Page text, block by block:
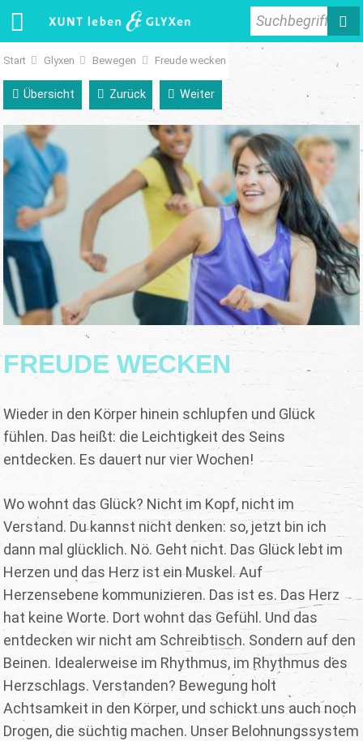
Suchbegriff
Start Glyxen Bewegen Freude wecken
Übersicht Zurück Weiter
FREUDE WECKEN
Wieder in den Körper hinein schlupfen und Glück
fühlen. Das heißt: die Leichtigkeit des Seins
entdecken. Es dauert nur vier Wochen!
Wo wohnt das Glück? Nicht im Kopf, nicht im
Verstand. Du kannst nicht denken: so, jetzt bin ich
dann mal glücklich. Nö. Geht nicht. Das Glück lebt im
Herzen und das Herz ist ein Muskel. Auf
Herzensebene kommunizieren. Das ist es. Das Herz
hat keine Worte. Dort wohnt das Gefühl. Und das
entdecken wir nicht am Schreibtisch. Sondern auf den
Beinen. Idealerweise im Rhythmus, im Rhythmus des
Herzschlags. Verstanden? Bewegung holt
Achtsamkeit in den Körper, und schickt uns auch noch
Drogen, die süchtig machen. Unser Belohnungssystem